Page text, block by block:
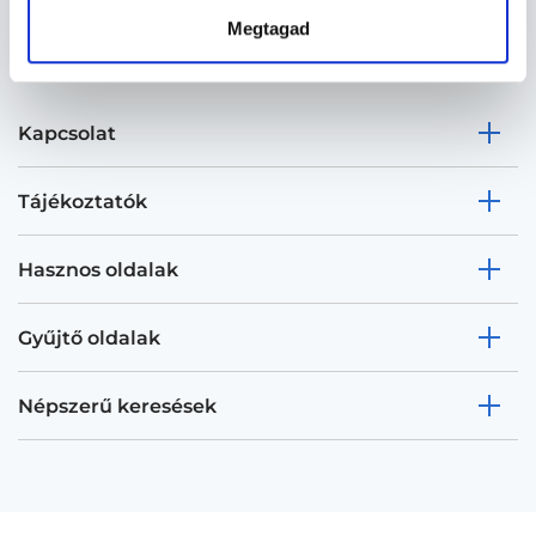
Megtagad
Kapcsolat
Tájékoztatók
Hasznos oldalak
Gyűjtő oldalak
Népszerű keresések